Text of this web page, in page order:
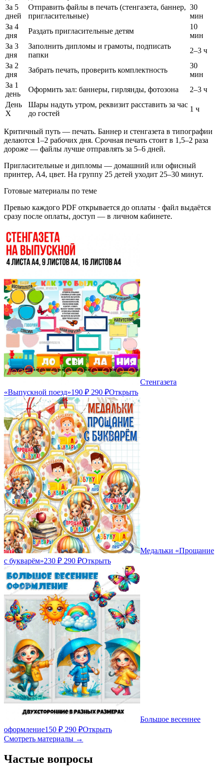
За 5
дней
Отправить файлы в печать (стенгазета, баннер,
пригласительные)
30
мин
За 4
дня
Раздать пригласительные детям
10
мин
За 3
дня
Заполнить дипломы и грамоты, подписать
папки
2–3 ч
За 2
дня
Забрать печать, проверить комплектность
30
мин
За 1
день
Оформить зал: баннеры, гирлянды, фотозона
2–3 ч
День
X
Шары надуть утром, реквизит расставить за час
до гостей
1 ч
Критичный путь — печать. Баннер и стенгазета в типографии
делаются 1–2 рабочих дня. Срочная печать стоит в 1,5–2 раза
дороже — файлы лучше отправлять за 5–6 дней.
Пригласительные и дипломы — домашний или офисный
принтер, А4, цвет. На группу 25 детей уходит 25–30 минут.
Готовые материалы по теме
Превью каждого PDF открывается до оплаты · файл выдаётся
сразу после оплаты, доступ — в личном кабинете.
Стенгазета
«Выпускной поезд»190 ₽ 290 ₽Открыть
Медальки «Прощание
с букварём»230 ₽ 290 ₽Открыть
Большое весеннее
оформление150 ₽ 290 ₽Открыть
Смотреть материалы →
Частые вопросы